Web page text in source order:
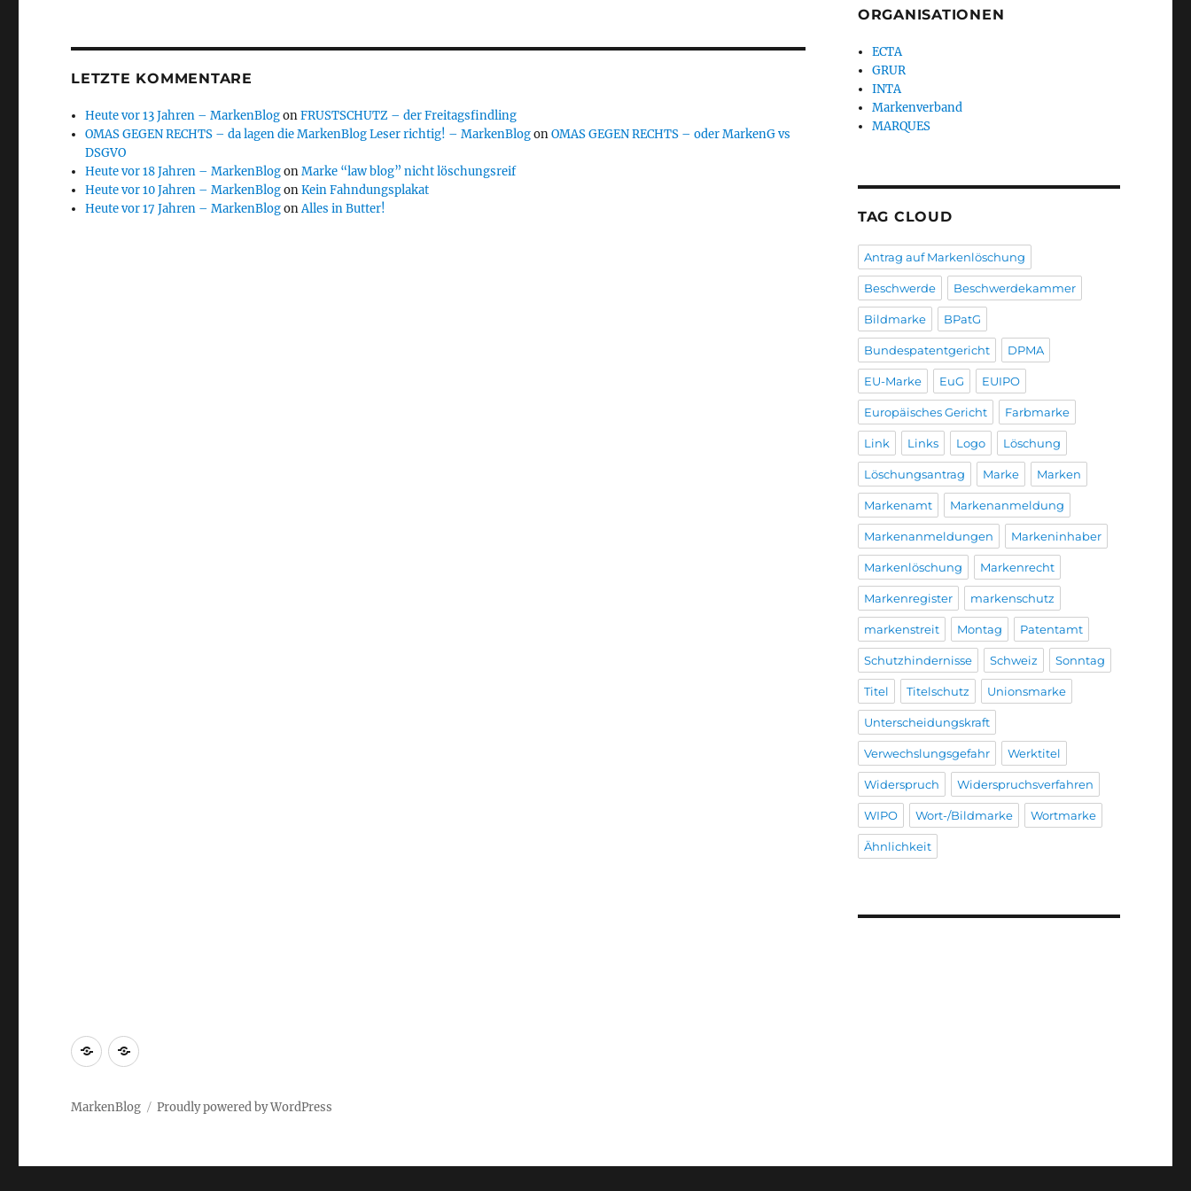
LETZTE KOMMENTARE
Heute vor 13 Jahren – MarkenBlogonFRUSTSCHUTZ – der Freitagsfindling
OMAS GEGEN RECHTS – da lagen die MarkenBlog Leser richtig! – MarkenBlogonOMAS GEGEN RECHTS – oder MarkenG vs
DSGVO
Heute vor 18 Jahren – MarkenBlogonMarke “law blog” nicht löschungsreif
Heute vor 10 Jahren – MarkenBlogonKein Fahndungsplakat
Heute vor 17 Jahren – MarkenBlogonAlles in Butter!
ORGANISATIONEN
ECTA
GRUR
INTA
Markenverband
MARQUES
TAG CLOUD
Antrag auf Markenlöschung
Beschwerde Beschwerdekammer
Bildmarke BPatG
Bundespatentgericht DPMA
EU-Marke EuG EUIPO
Europäisches Gericht Farbmarke
Link Links Logo Löschung
Löschungsantrag Marke Marken
Markenamt Markenanmeldung
Markenanmeldungen Markeninhaber
Markenlöschung Markenrecht
Markenregister markenschutz
markenstreit Montag Patentamt
Schutzhindernisse Schweiz Sonntag
Titel Titelschutz Unionsmarke
Unterscheidungskraft
Verwechslungsgefahr Werktitel
Widerspruch Widerspruchsverfahren
WIPO Wort-/Bildmarke Wortmarke
Ähnlichkeit
Markenrecherche
Gastbeiträge
MarkenBlog Proudly powered by WordPress